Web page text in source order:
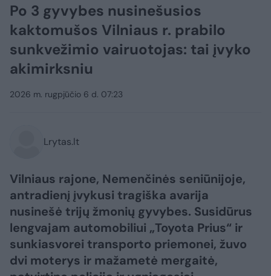
Po 3 gyvybes nusinešusios
kaktomušos Vilniaus r. prabilo
sunkvežimio vairuotojas: tai įvyko
akimirksniu
2026 m. rugpjūčio 6 d. 07:23
Lrytas.lt
Vilniaus rajone, Nemenčinės seniūnijoje,
antradienį įvykusi tragiška avarija
nusinešė trijų žmonių gyvybes. Susidūrus
lengvajam automobiliui „Toyota Prius“ ir
sunkiasvorei transporto priemonei, žuvo
dvi moterys ir mažametė mergaitė,